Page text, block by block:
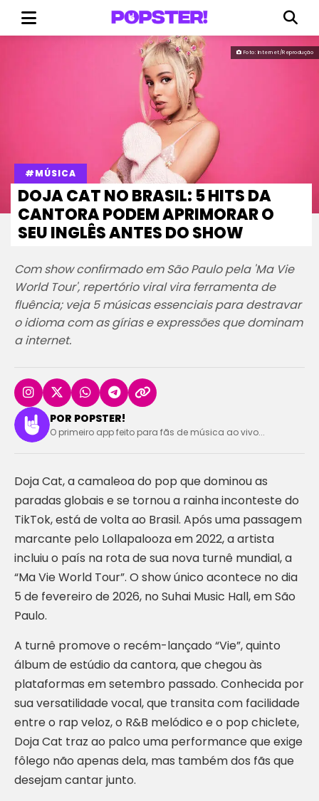
Foto: Internet/Reprodução
#MÚSICA
DOJA CAT NO BRASIL: 5 HITS DA
CANTORA PODEM APRIMORAR O
SEU INGLÊS ANTES DO SHOW
Com show confirmado em São Paulo pela 'Ma Vie
World Tour', repertório viral vira ferramenta de
fluência; veja 5 músicas essenciais para destravar
o idioma com as gírias e expressões que dominam
a internet.
POR POPSTER!
O primeiro app feito para fãs de música ao vivo...
Doja Cat, a camaleoa do pop que dominou as
paradas globais e se tornou a rainha inconteste do
TikTok, está de volta ao Brasil. Após uma passagem
marcante pelo Lollapalooza em 2022, a artista
incluiu o país na rota de sua nova turnê mundial, a
“Ma Vie World Tour”. O show único acontece no dia
5 de fevereiro de 2026, no Suhai Music Hall, em São
Paulo.
A turnê promove o recém-lançado “Vie”, quinto
álbum de estúdio da cantora, que chegou às
plataformas em setembro passado. Conhecida por
sua versatilidade vocal, que transita com facilidade
entre o rap veloz, o R&B melódico e o pop chiclete,
Doja Cat traz ao palco uma performance que exige
fôlego não apenas dela, mas também dos fãs que
desejam cantar junto.